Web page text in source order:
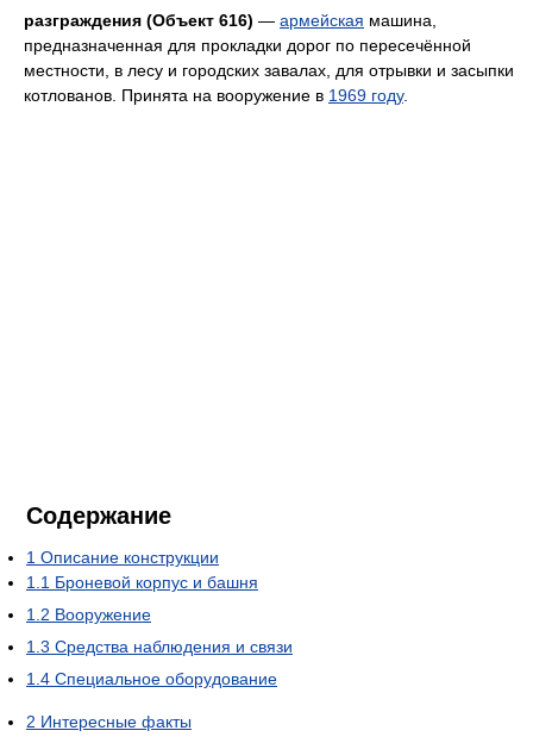
разграждения (Объект 616) — армейская машина,
предназначенная для прокладки дорог по пересечённой
местности, в лесу и городских завалах, для отрывки и засыпки
котлованов. Принята на вооружение в 1969 году.
Содержание
1 Описание конструкции
1.1 Броневой корпус и башня
1.2 Вооружение
1.3 Средства наблюдения и связи
1.4 Специальное оборудование
2 Интересные факты